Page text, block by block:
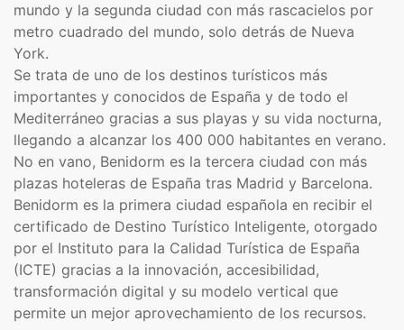
mundo​ y la segunda ciudad con más rascacielos por
metro cuadrado del mundo, solo detrás de Nueva
York.​
Se trata de uno de los destinos turísticos más
importantes y conocidos de España y de todo el
Mediterráneo gracias a sus playas y su vida nocturna,
llegando a alcanzar los 400 000 habitantes en verano.
No en vano, Benidorm es la tercera ciudad con más
plazas hoteleras de España tras Madrid y Barcelona.​
Benidorm es la primera ciudad española en recibir el
certificado de Destino Turístico Inteligente,​ otorgado
por el Instituto para la Calidad Turística de España
(ICTE) gracias a la innovación, accesibilidad,
transformación digital y su modelo vertical que
permite un mejor aprovechamiento de los recursos.